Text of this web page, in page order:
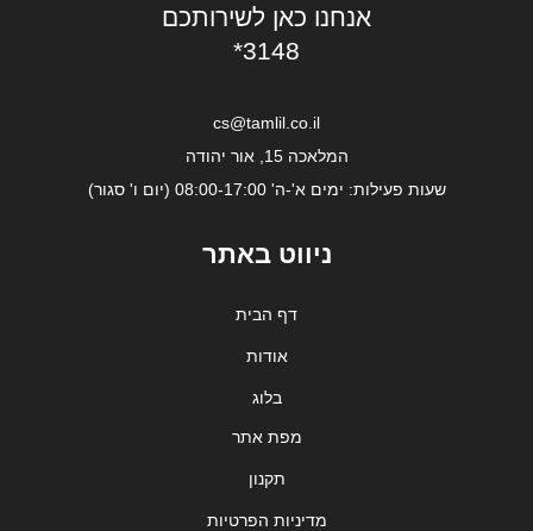
אנחנו כאן לשירותכם
*3148
cs@tamlil.co.il
המלאכה 15, אור יהודה
שעות פעילות: ימים א'-ה' 08:00-17:00 (יום ו' סגור)
ניווט באתר
דף הבית
אודות
בלוג
מפת אתר
תקנון
מדיניות הפרטיות